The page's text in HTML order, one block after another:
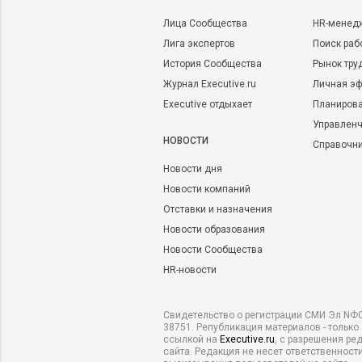
Лица Сообщества
Лига экспертов
История Сообщества
Журнал Executive.ru
Executive отдыхает
НОВОСТИ
Новости дня
Новости компаний
Отставки и назначения
Новости образования
Новости Сообщества
HR-новости
HR-
Поиск
Рынок
Личная
Свидетельство о регистрации СМИ Эл
38751. Републикация материалов - только
ссылкой на Executive.ru, с разрешения
сайта. Редакция не несет